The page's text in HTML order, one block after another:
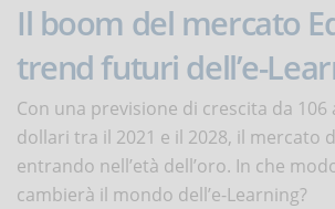
Il boom del mercato
trend futuri dell’e-
Con una previsione di crescita da 106
dollari tra il 2021 e il 2028, il mercato
entrando nell’età dell’oro. In che
cambierà il mondo dell’e-Learning?